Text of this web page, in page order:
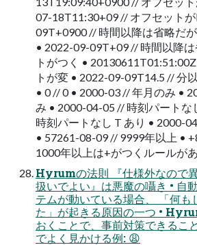
07-18T11:30+09 // オフセット
09T+0900 // 時間以降は省略だ
• 2022-09-09T+09 // 時間以降
トがつく •
トが変 • 2022-09-09T14.5 // 分
• 0 // 0 • 2000-03 // 年⽉のみ •
み • 2000-04-05 // 時刻パート
時刻パートなし T あり • 2000-
• 57261-08-09 // 9999年以上 •
1000年以上は+がつくルールが
Hyrumの法則 『仕様外なので
扱いでよい』は悪魔の囁き • ⾃
テムが動いている場合、 「何も
た」が起きる原因の⼀つ •
おくことで、事前対策できるこ
でよく⾒かける例: 😩